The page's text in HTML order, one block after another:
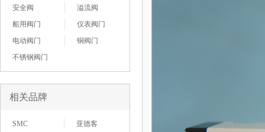
安全阀
溢流阀
船用阀门
仪表阀门
电动阀门
铜阀门
不锈钢阀门
相关品牌
SMC 亚德客